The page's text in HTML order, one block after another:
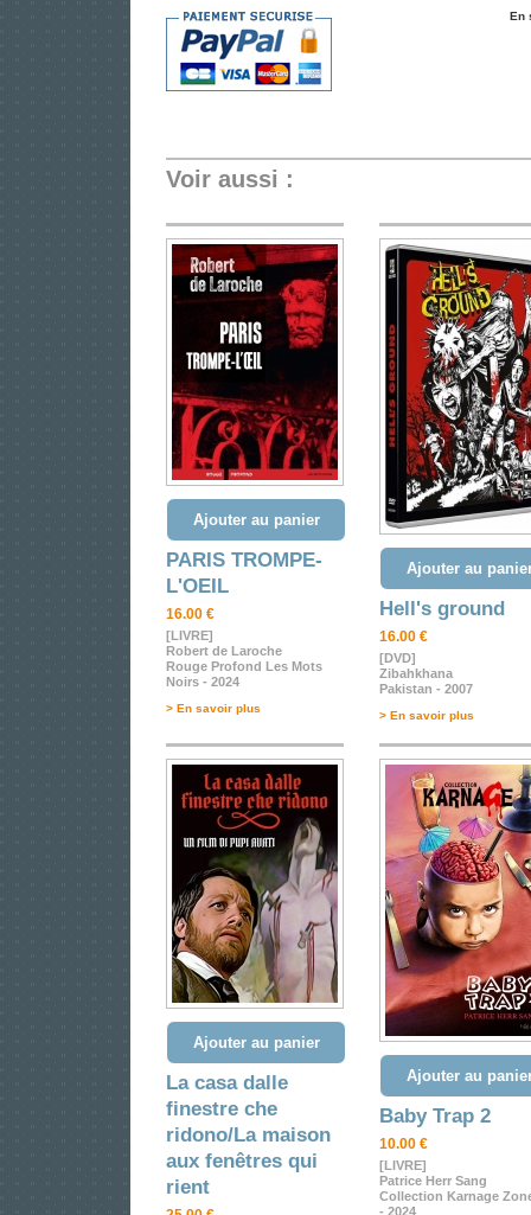
En
Voir aussi :
Ajouter au panier
PARIS TROMPE-
L'OEIL
16.00 €
[LIVRE]
Robert de Laroche
Rouge Profond Les Mots
Noirs - 2024
> En savoir plus
Ajouter au
Hell's ground
16.00 €
[DVD]
Zibahkhana
Pakistan - 2007
> En savoir plus
Ajouter au panier
La casa dalle
finestre che
ridono/La maison
aux fenêtres qui
rient
Ajouter au
Baby Trap 2
10.00 €
[LIVRE]
Patrice Herr Sang
Collection Karnage
- 2024